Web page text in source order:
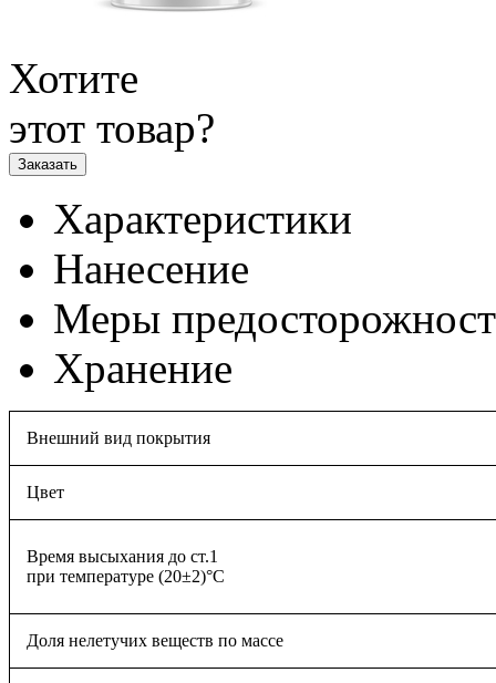
Хотите
этот товар?
Заказать
Характеристики
Нанесение
Меры
Хранение
Внешний вид покрытия
Цвет
Время высыхания до ст.1
при температуре (20±2)°С
Доля нелетучих веществ по массе